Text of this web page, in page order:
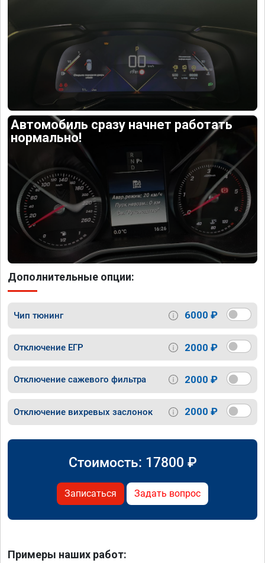
Автомобиль сразу начнет работать
нормально!
Дополнительные опции:
Чип тюнинг 6000 ₽
Отключение ЕГР 2000 ₽
Отключение сажевого фильтра 2000 ₽
Отключение вихревых заслонок 2000 ₽
Стоимость: 17800 ₽
Записаться Задать вопрос
Примеры наших работ: